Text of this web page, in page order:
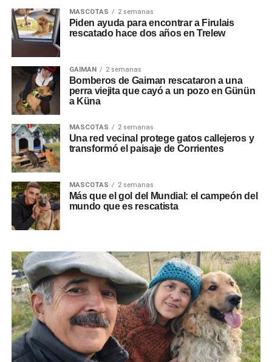
MASCOTAS 2 semanas
Piden ayuda para encontrar a Firulais
rescatado hace dos años en Trelew
GAIMAN 2 semanas
Bomberos de Gaiman rescataron a una
perra viejita que cayó a un pozo en Günün
a Küna
MASCOTAS 2 semanas
Una red vecinal protege gatos callejeros y
transformó el paisaje de Corrientes
MASCOTAS 2 semanas
Más que el gol del Mundial: el campeón del
mundo que es rescatista